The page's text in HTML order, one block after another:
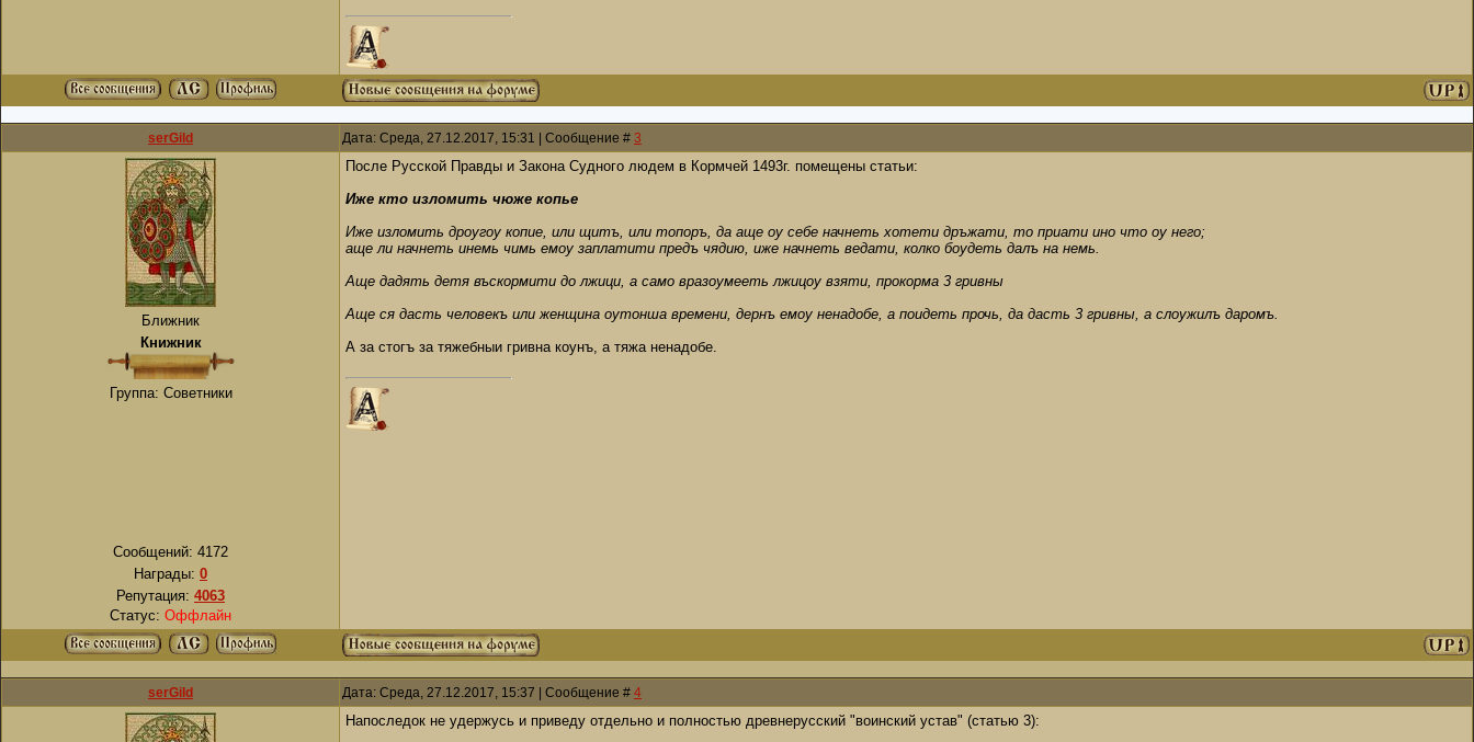
serGild Дата: Среда, 27.12.2017, 15:31 | Сообщение # 3
Ближник
Книжник
Группа: Советники
Сообщений: 4172
Награды: 0
Репутация: 4063
Статус: Оффлайн
После Русской Правды и Закона Судного людем в Кормчей 1493г. помещены статьи:
Иже кто изломить чюже копье
Иже изломить дроугоу копие, или щитъ, или топоръ, да аще оу себе начнеть хотети дръжати, то приати ино что оу него;
аще ли начнеть инемь чимь емоу заплатити предъ чядию, иже начнеть ведати, колко боудеть далъ на немь.
Аще дадять детя въскормити до лжици, а само вразоумееть лжицоу взяти, прокорма 3 гривны
Аще ся дасть человекъ или женщина оутонша времени, дернъ емоу ненадобе, а поидеть прочь, да дасть 3 гривны, а слоужилъ даромъ.
А за стогъ за тяжебныи гривна коунъ, а тяжа ненадобе.
serGild Дата: Среда, 27.12.2017, 15:37 | Сообщение # 4
Напоследок не удержусь и приведу отдельно и полностью древнерусский "воинский устав" (статью 3):